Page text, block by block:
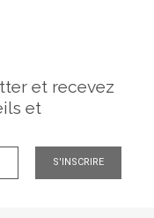
et recevez
et
S'INSCRIRE